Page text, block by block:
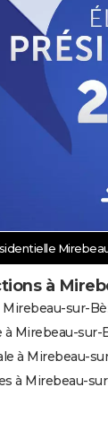
à
Mirebeau-sur-
à Mirebeau-sur-
à Mirebeau-
à Mirebeau-